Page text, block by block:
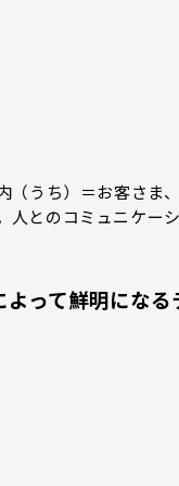
うち）＝お客さま、
人とのコミュニケーシ
って鮮明になる